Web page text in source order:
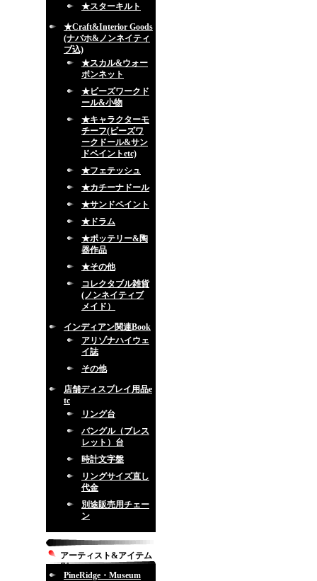
★スターキルト
★Craft&Interior Goods
(ナバホ&ノンネイティ
ブ込)
★スカル&ウォー
ボンネット
★ビーズワークド
ール&小物
★キャラクターモ
チーフ(ビーズワ
ークドール&サン
ドペイントetc)
★フェテッシュ
★カチーナドール
★サンドペイント
★ドラム
★ポッテリー&陶
器作品
★その他
コレクタブル雑貨
(ノンネイティブ
メイド）
インディアン関連Book
アリゾナハイウェ
イ誌
その他
店舗ディスプレイ用品e
tc
リング台
バングル（ブレス
レット）台
時計文字盤
リングサイズ直し
代金
別途販売用チェー
ン
アーティスト&アイテム
別
PineRidge・Museum